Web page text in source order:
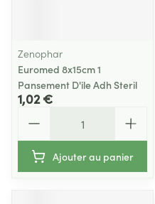
Zenophar
Euromed 8x15cm 1
Pansement D'ile Adh Steril
1,02 €
Ajouter au panier